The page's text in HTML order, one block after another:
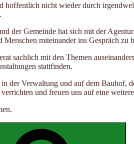
nicht wieder durch
der Gemeinde hat sich mit der
miteinander ins Gespräch
sachlich mit den Themen
stattfinden.
der Verwaltung und auf dem Bauhof,
und freuen uns auf eine